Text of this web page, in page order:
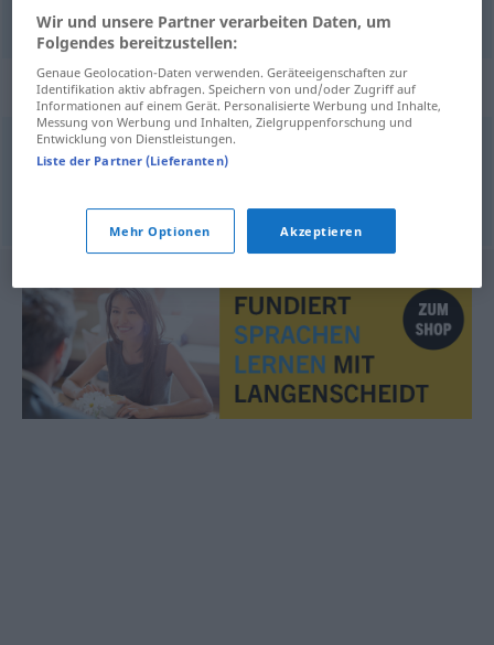
Synonyme für "rutschen"
gleiten
© OpenThesaurus.de
Wir und unsere Partner verarbeiten Daten, um
Folgendes bereitzustellen:
Genaue Geolocation-Daten verwenden. Geräteeigenschaften zur
Identifikation aktiv abfragen. Speichern von und/oder Zugriff auf
Informationen auf einem Gerät. Personalisierte Werbung und Inhalte,
Messung von Werbung und Inhalten, Zielgruppenforschung und
Entwicklung von Dienstleistungen.
Liste der Partner (Lieferanten)
Mehr Optionen Akzeptieren